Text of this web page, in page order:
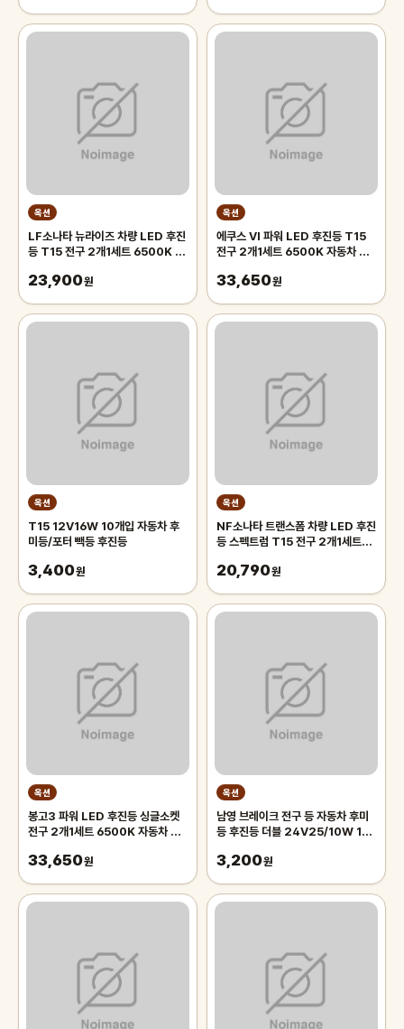
옥션
LF소나타 뉴라이즈 차량 LED 후진
등 T15 전구 2개1세트 6500K 자
23,900원
옥션
에쿠스 VI 파워 LED 후진등 T15
전구 2개1세트 6500K 자동차 후
33,650원
옥션
T15 12V16W 10개입 자동차 후
미등/포터 빽등 후진등
3,400원
옥션
NF소나타 트랜스폼 차량 LED 후진
등 스펙트럼 T15 전구 2개1세트
열판
20,790원
옥션
봉고3 파워 LED 후진등 싱글소켓
전구 2개1세트 6500K 자동차 후
33,650원
옥션
남영 브레이크 전구 등 자동차 후미
등 후진등 더블 24V25/10W 1박
3,200원